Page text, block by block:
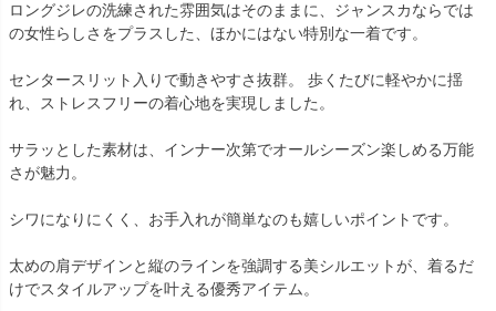
ロングジレの洗練された雰囲気はそのままに、ジャンスカならでは
の女性らしさをプラスした、ほかにはない特別な一着です。
センタースリット入りで動きやすさ抜群。 歩くたびに軽やかに揺
れ、ストレスフリーの着心地を実現しました。
サラッとした素材は、インナー次第でオールシーズン楽しめる万能
さが魅力。
シワになりにくく、お手入れが簡単なのも嬉しいポイントです。
太めの肩デザインと縦のラインを強調する美シルエットが、着るだ
けでスタイルアップを叶える優秀アイテム。